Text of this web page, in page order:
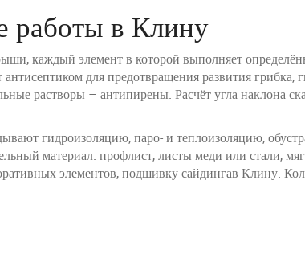
работы в Клину
каждый элемент в которой выполняет
для предотвращения развития
растворы – антипирены. Расчёт угла наклона
гидроизоляцию, паро- и теплоизоляцию,
материал: профлист, листы меди или стали,
элементов, подшивку сайдингав Клину.